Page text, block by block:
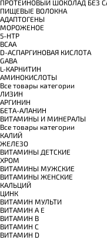
ПРОТЕИНОВЫЙ ШОКОЛАД БЕЗ
ПИЩЕВЫЕ ВОЛОКНА
АДАПТОГЕНЫ
МОРОЖЕНОЕ
5-HTP
BCAA
D-АСПАРГИНОВАЯ КИСЛОТА
GABA
L-КАРНИТИН
АМИНОКИСЛОТЫ
Все товары категории
ЛИЗИН
АРГИНИН
БЕТА-АЛАНИН
ВИТАМИНЫ И МИНЕРАЛЫ
Все товары категории
КАЛИЙ
ЖЕЛЕЗО
ВИТАМИНЫ ДЕТСКИЕ
ХРОМ
ВИТАМИНЫ МУЖСКИЕ
ВИТАМИНЫ ЖЕНСКИЕ
КАЛЬЦИЙ
ЦИНК
ВИТАМИН МУЛЬТИ
ВИТАМИН A E
ВИТАМИН B
ВИТАМИН C
ВИТАМИН D